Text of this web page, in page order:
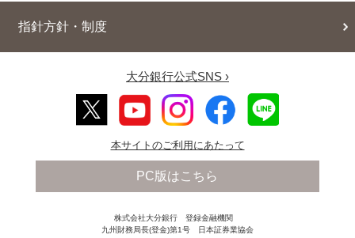
指針方針・制度
大分銀行公式SNS ›
本サイトのご利用にあたって
PC版はこちら
株式会社大分銀行 登録金融機関
九州財務局長(登金)第1号 日本証券業協会